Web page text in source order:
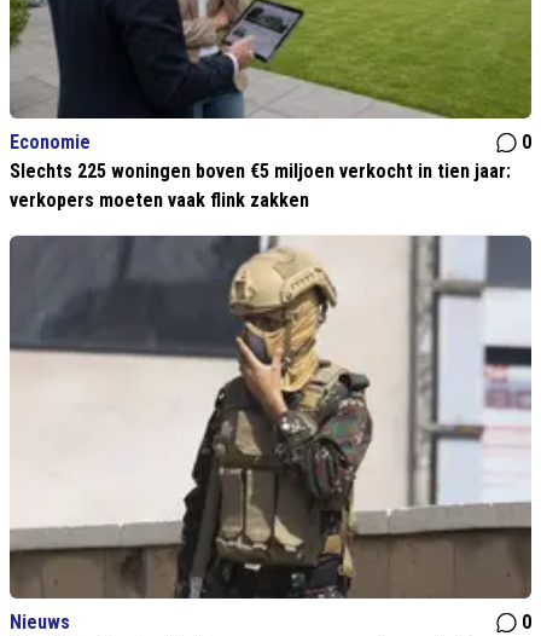
Economie
0
Slechts 225 woningen boven €5 miljoen verkocht in tien jaar:
verkopers moeten vaak flink zakken
Nieuws
0